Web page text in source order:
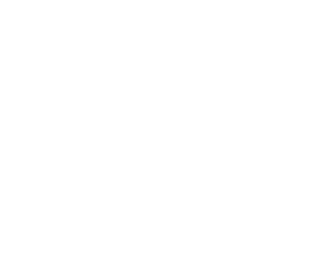
к собеседованиям.